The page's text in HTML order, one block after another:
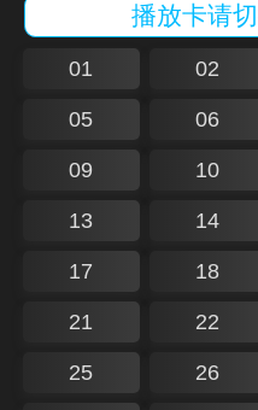
播放卡请
01 02
05 06
09 10
13 14
17 18
21 22
25 26